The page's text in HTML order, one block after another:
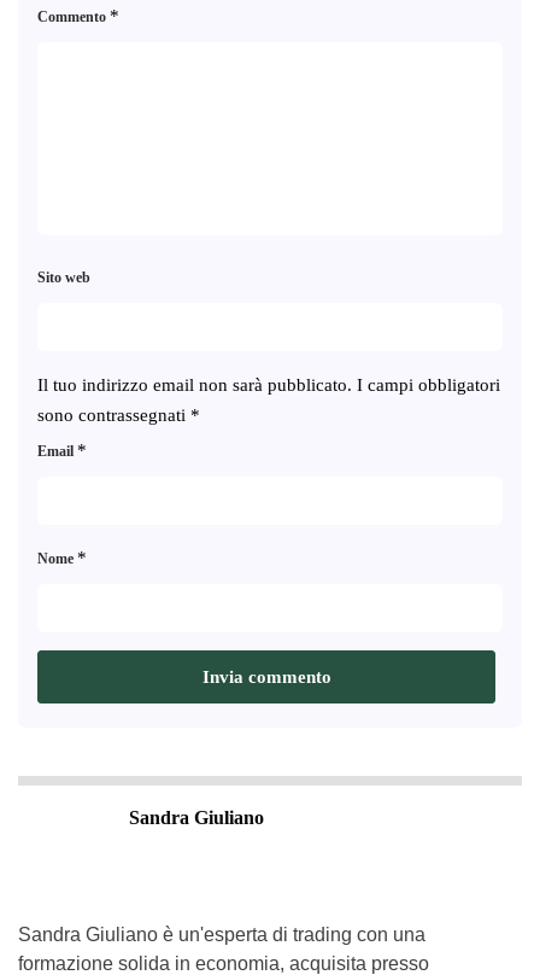
Il tuo indirizzo email non sarà pubblicato. I campi obbligatori
sono contrassegnati *
Commento *
Nome *
Email *
Sito web
Sandra Giuliano
Sandra Giuliano è un'esperta di trading con una
formazione solida in economia, acquisita presso